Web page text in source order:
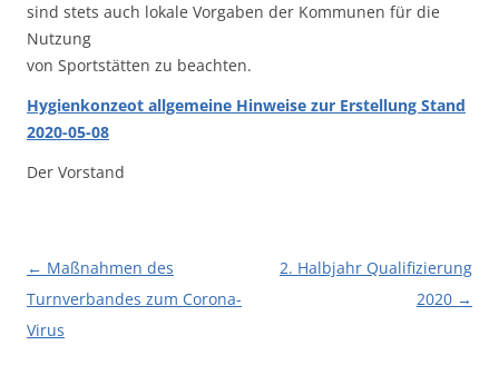
sind stets auch lokale Vorgaben der Kommunen für die
Nutzung
von Sportstätten zu beachten.
Hygienkonzeot allgemeine Hinweise zur Erstellung Stand
2020-05-08
Der Vorstand
Beitragsnavigation
← Maßnahmen des
Turnverbandes zum Corona-
Virus
2. Halbjahr Qualifizierung
2020 →